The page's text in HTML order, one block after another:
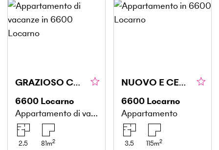
GRAZIOSO CON TERRAZZA IN COSTRUZIONE
6600 Locarno
Appartamento di vacanze
2.5 81m2
NUOVO E CENTRALE CON GIARDINO IN COSTRUZIONE
6600 Locarno
Appartamento
3.5 115m2